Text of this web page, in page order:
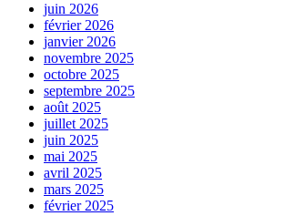
juin 2026
février 2026
janvier 2026
novembre 2025
octobre 2025
septembre 2025
août 2025
juillet 2025
juin 2025
mai 2025
avril 2025
mars 2025
février 2025